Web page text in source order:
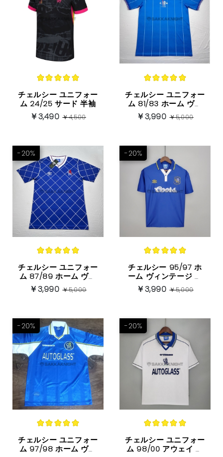
チェルシー ユニフォー
ム 24/25 サード 半袖
￥3,490￥4,500
チェルシー ユニフォー
ム 81/83 ホーム ヴィ
ンテージバージョン 半
袖
￥3,990￥5,000
-20%
チェルシー ユニフォー
ム 87/89 ホーム ヴィ
ンテージバージョン 半
袖
￥3,990￥5,000
-20%
チェルシー 95/97 ホ
ーム ヴィンテージ ユ
ニフォーム 半袖
￥3,990￥5,000
-20%
チェルシー ユニフォー
ム 97/98 ホーム ヴィ
-20%
チェルシー ユニフォー
ム 98/00 アウェイ ヴ